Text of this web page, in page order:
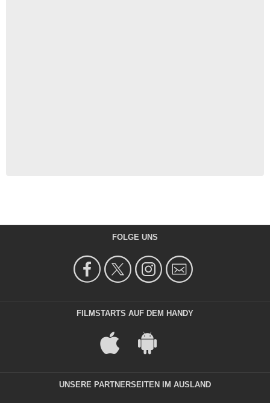
FOLGE UNS
FILMSTARTS AUF DEM HANDY
UNSERE PARTNERSEITEN IM AUSLAND